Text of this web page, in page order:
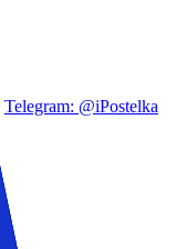
Telegram: @iPostelka